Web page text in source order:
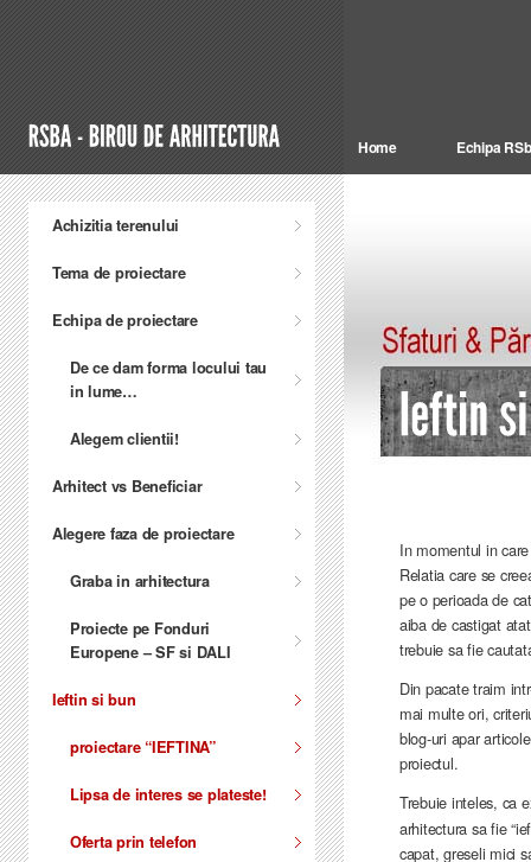
Home Echipa
Achizitia terenului
Tema de proiectare
Echipa de proiectare
De ce dam forma locului tau
in lume…
Alegem clientii!
Arhitect vs Beneficiar
Alegere faza de proiectare
Graba in arhitectura
Proiecte pe Fonduri
Europene – SF si DALI
Ieftin si bun
proiectare “IEFTINA”
Lipsa de interes se plateste!
Oferta prin telefon
In momentul in
Relatia care se
pe o perioada de
aiba de castigat
trebuie sa fie
Din pacate traim
mai multe ori,
blog-uri apar
proiectul.
Trebuie inteles, ca
arhitectura sa fie
capat, greseli mici